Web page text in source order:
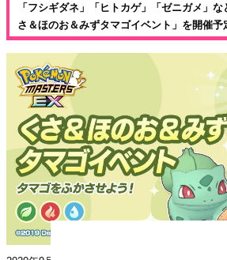
「フシギダネ」「ヒトカゲ」「ゼニガメ」
さ＆ほのお＆みずタマゴイベント」を開催予